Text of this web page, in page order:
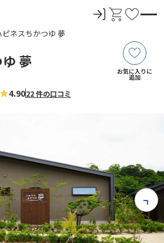
ロ カ お
に
入
り
ピネスちかつゆ 夢
夢
お気に入りに
追加
4.9022 件の口コミ